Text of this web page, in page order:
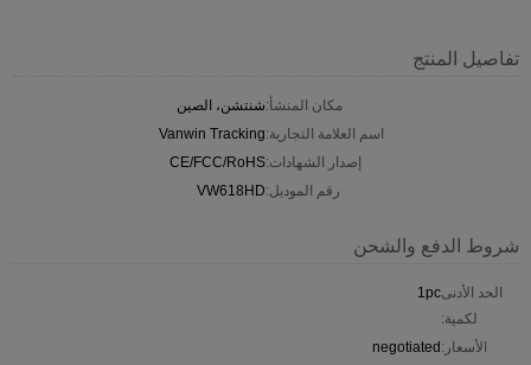
تفاصيل المنتج
مكان المنشأ:شنتشن، الصين
اسم العلامة التجارية:Vanwin Tracking
إصدار الشهادات:CE/FCC/RoHS
رقم الموديل:VW618HD
شروط الدفع والشحن
الحد الأدنى
لكمية:
1pc
الأسعار:negotiated